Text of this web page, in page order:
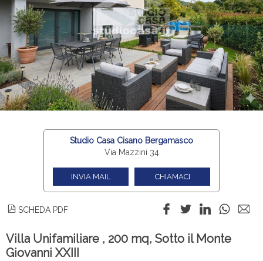
Studio Casa Cisano Bergamasco
Via Mazzini 34
INVIA MAIL CHIAMACI
SCHEDA PDF
Villa Unifamiliare , 200 mq, Sotto il Monte
Giovanni XXIII